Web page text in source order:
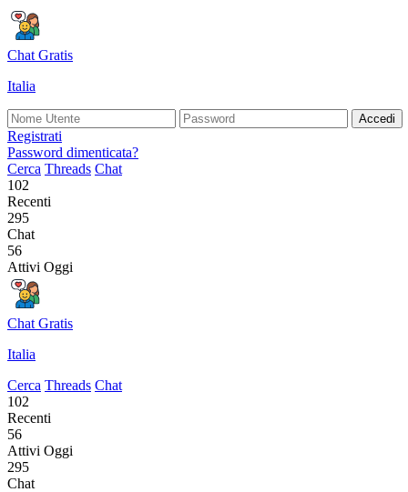
Chat Gratis
Italia
Accedi
Registrati
Password dimenticata?
Cerca Threads Chat
102
Recenti
295
Chat
56
Attivi Oggi
Chat Gratis
Italia
Cerca Threads Chat
102
Recenti
56
Attivi Oggi
295
Chat